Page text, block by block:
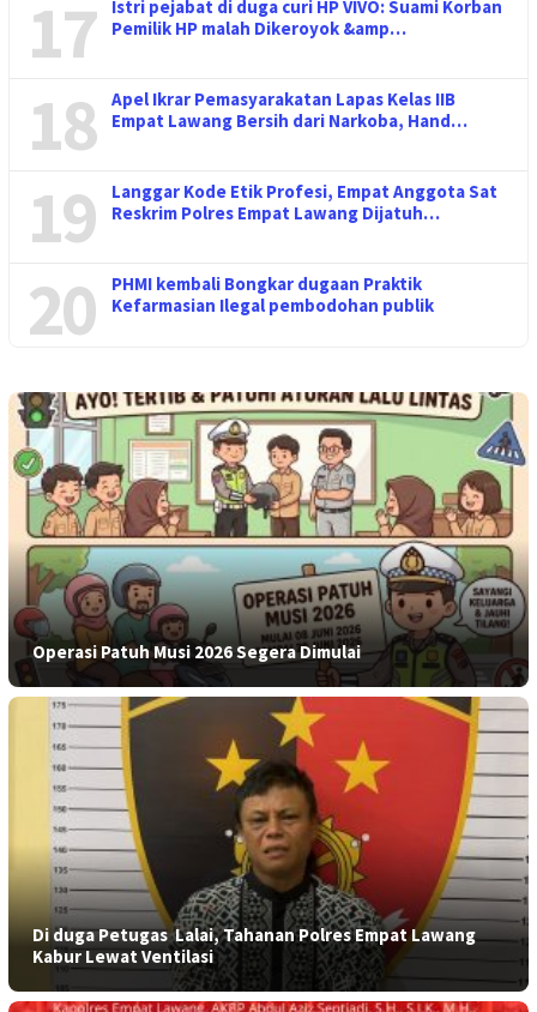
17
Istri pejabat di duga curi HP VIVO: Suami Korban
Pemilik HP malah Dikeroyok &amp…
18
Apel Ikrar Pemasyarakatan Lapas Kelas IIB
Empat Lawang Bersih dari Narkoba, Hand…
19
Langgar Kode Etik Profesi, Empat Anggota Sat
Reskrim Polres Empat Lawang Dijatuh…
20
PHMI kembali Bongkar dugaan Praktik
Kefarmasian Ilegal pembodohan publik
Operasi Patuh Musi 2026 Segera Dimulai
​Di duga Petugas Lalai, Tahanan Polres Empat Lawang
Kabur Lewat Ventilasi